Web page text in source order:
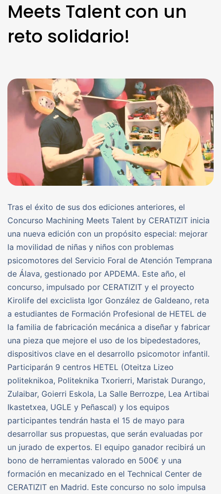
Meets Talent con un
reto solidario!
Tras el éxito de sus dos ediciones anteriores, el
Concurso Machining Meets Talent by CERATIZIT inicia
una nueva edición con un propósito especial: mejorar
la movilidad de niñas y niños con problemas
psicomotores del Servicio Foral de Atención Temprana
de Álava, gestionado por APDEMA. Este año, el
concurso, impulsado por CERATIZIT y el proyecto
Kirolife del exciclista Igor González de Galdeano, reta
a estudiantes de Formación Profesional de HETEL de
la familia de fabricación mecánica a diseñar y fabricar
una pieza que mejore el uso de los bipedestadores,
dispositivos clave en el desarrollo psicomotor infantil.
Participarán 9 centros HETEL (Oteitza Lizeo
politeknikoa, Politeknika Txorierri, Maristak Durango,
Zulaibar, Goierri Eskola, La Salle Berrozpe, Lea Artibai
Ikastetxea, UGLE y Peñascal) y los equipos
participantes tendrán hasta el 15 de mayo para
desarrollar sus propuestas, que serán evaluadas por
un jurado de expertos. El equipo ganador recibirá un
bono de herramientas valorado en 500€ y una
formación en mecanizado en el Technical Center de
CERATIZIT en Madrid. Este concurso no solo impulsa